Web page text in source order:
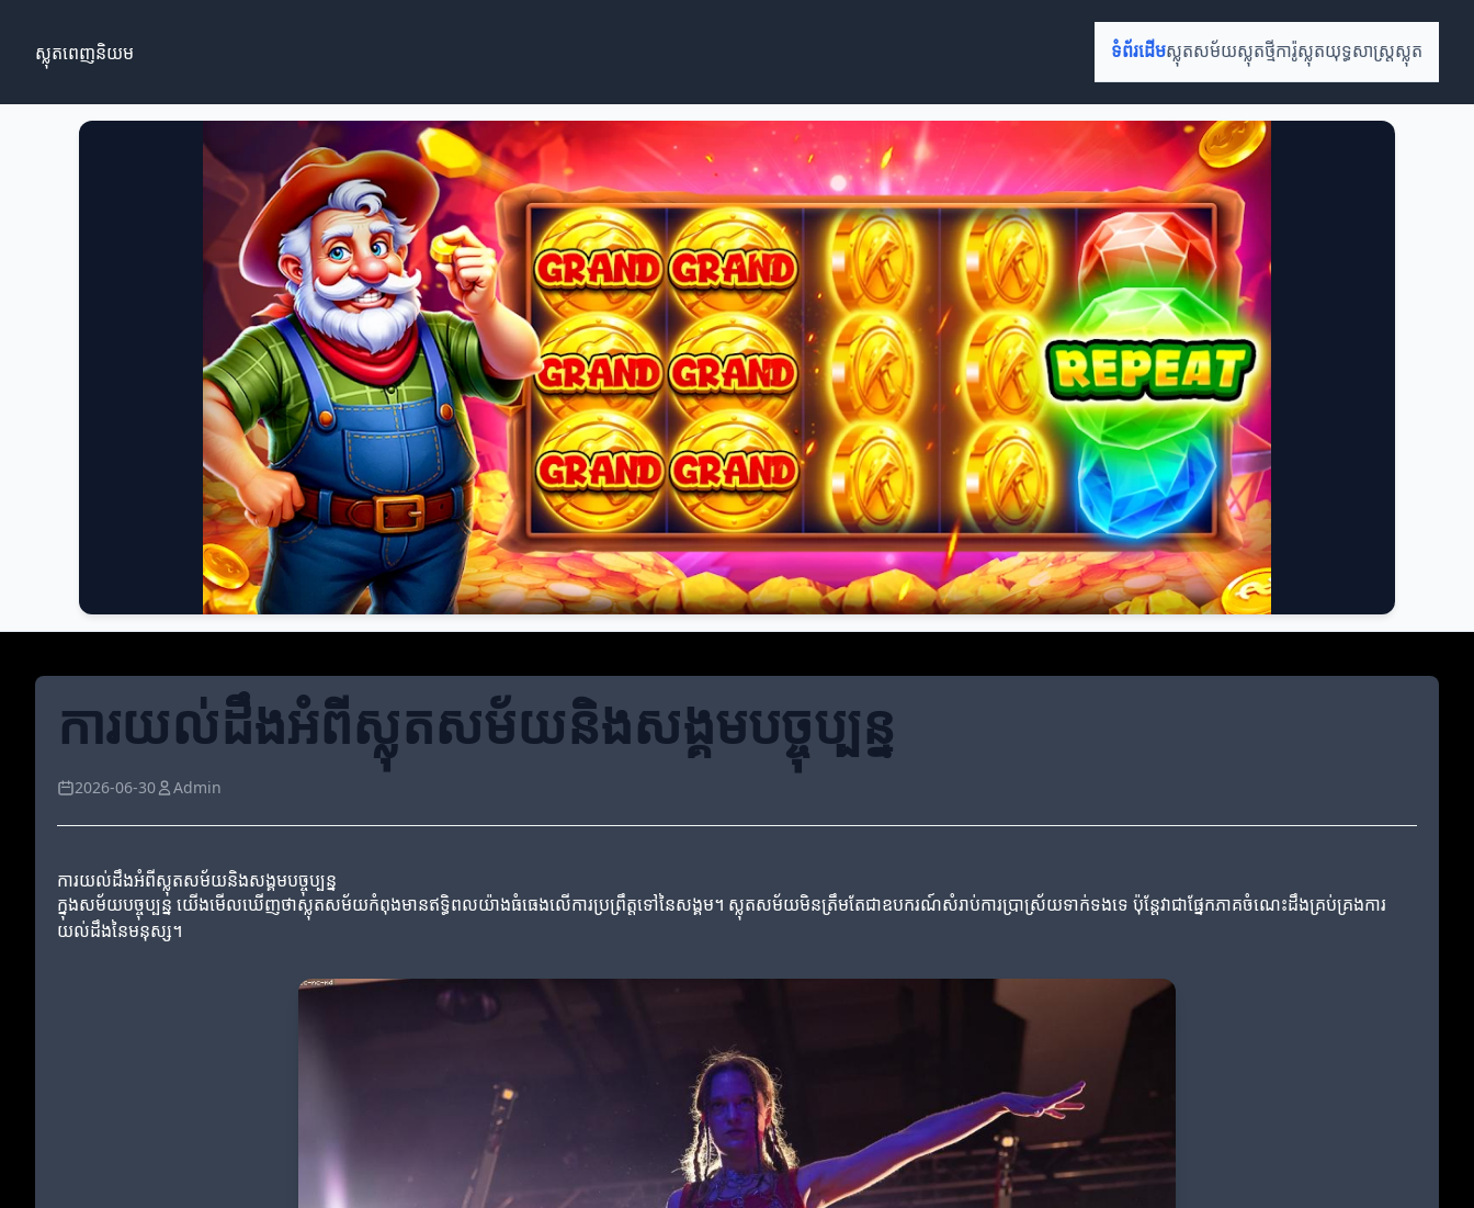
ស្លុតពេញនិយម ទំព័រដើមស្លុតសម័យស្លុតថ្មីការ៉ូស្លុតយុទ្ធសាស្ត្រស្លុត
ការយល់ដឹងអំពីស្លុតសម័យនិងសង្គមបច្ចុប្បន្ន
2026-06-30 Admin
ការយល់ដឹងអំពីស្លុតសម័យនិងសង្គមបច្ចុប្បន្ន
ក្នុងសម័យបច្ចុប្បន្ន យើងមើលឃើញថាស្លុតសម័យកំពុងមានឥទ្ធិពលយ៉ាងធំធេងលើការប្រព្រឹត្តទៅនៃសង្គម។ ស្លុតសម័យមិនត្រឹមតែជាឧបករណ៍សំរាប់ការប្រាស្រ័យទាក់ទងទេ ប៉ុន្តែវាជាផ្នែកភាគចំណេះដឹងគ្រប់គ្រងការ
យល់ដឹងនៃមនុស្ស។